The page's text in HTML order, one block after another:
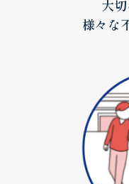
大
様々な